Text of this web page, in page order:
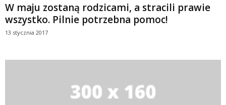
W maju zostaną rodzicami, a stracili prawie
wszystko. Pilnie potrzebna pomoc!
13 stycznia 2017